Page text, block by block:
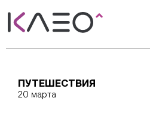
ПУТЕШЕСТВИЯ
20 марта